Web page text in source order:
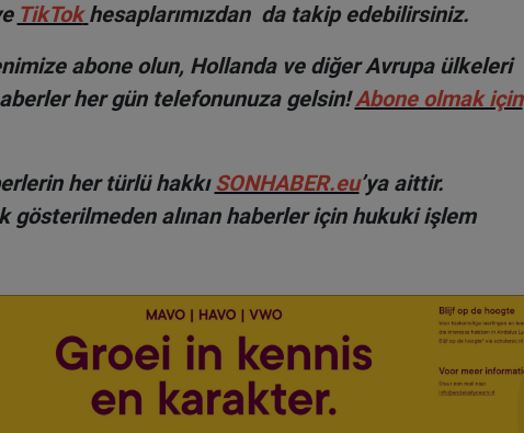
TikTok hesaplarımızdan da takip edebilirsiniz.
abone olun, Hollanda ve diğer Avrupa ülkeleri
her gün telefonunuza gelsin!Abone olmak için
her türlü hakkıSONHABER.eu’ya aittir.
gösterilmeden alınan haberler için hukuki işlem